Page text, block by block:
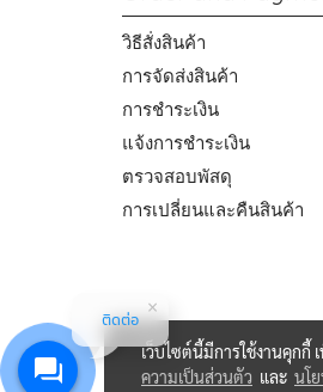
วิธีสั่งสินค้า
การจัดส่งสินค้า
การชำระเงิน
แจ้งการชำระเงิน
ตรวจสอบพัสดุ
การเปลี่ยนและคืนสินค้า
เว็บไซต์นี้มีการใช้งานคุกกี้
ความเป็นส่วนตัว และ นโ
ติดต่อ